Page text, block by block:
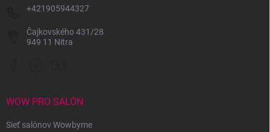
+421905944327
Čajkovského 431/28
949 11 Nitra
WOW PRO SALÓN
Sieť salónov Wowbyme